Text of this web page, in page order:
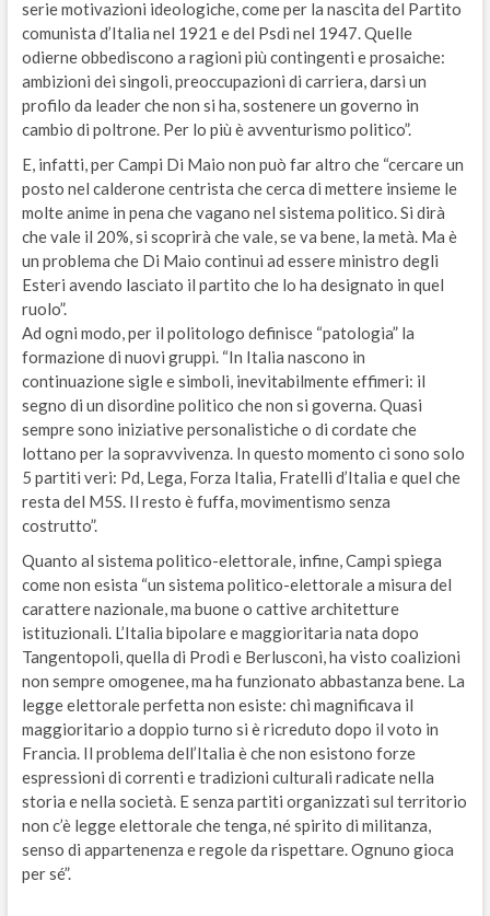
serie motivazioni ideologiche, come per la nascita del Partito
comunista d’Italia nel 1921 e del Psdi nel 1947. Quelle
odierne obbediscono a ragioni più contingenti e prosaiche:
ambizioni dei singoli, preoccupazioni di carriera, darsi un
profilo da leader che non si ha, sostenere un governo in
cambio di poltrone. Per lo più è avventurismo politico”.
E, infatti, per Campi Di Maio non può far altro che “cercare un
posto nel calderone centrista che cerca di mettere insieme le
molte anime in pena che vagano nel sistema politico. Si dirà
che vale il 20%, si scoprirà che vale, se va bene, la metà. Ma è
un problema che Di Maio continui ad essere ministro degli
Esteri avendo lasciato il partito che lo ha designato in quel
ruolo”.
Ad ogni modo, per il politologo definisce “patologia” la
formazione di nuovi gruppi. “In Italia nascono in
continuazione sigle e simboli, inevitabilmente effimeri: il
segno di un disordine politico che non si governa. Quasi
sempre sono iniziative personalistiche o di cordate che
lottano per la sopravvivenza. In questo momento ci sono solo
5 partiti veri: Pd, Lega, Forza Italia, Fratelli d’Italia e quel che
resta del M5S. Il resto è fuffa, movimentismo senza
costrutto”.
Quanto al sistema politico-elettorale, infine, Campi spiega
come non esista “un sistema politico-elettorale a misura del
carattere nazionale, ma buone o cattive architetture
istituzionali. L’Italia bipolare e maggioritaria nata dopo
Tangentopoli, quella di Prodi e Berlusconi, ha visto coalizioni
non sempre omogenee, ma ha funzionato abbastanza bene. La
legge elettorale perfetta non esiste: chi magnificava il
maggioritario a doppio turno si è ricreduto dopo il voto in
Francia. Il problema dell’Italia è che non esistono forze
espressioni di correnti e tradizioni culturali radicate nella
storia e nella società. E senza partiti organizzati sul territorio
non c’è legge elettorale che tenga, né spirito di militanza,
senso di appartenenza e regole da rispettare. Ognuno gioca
per sé”.